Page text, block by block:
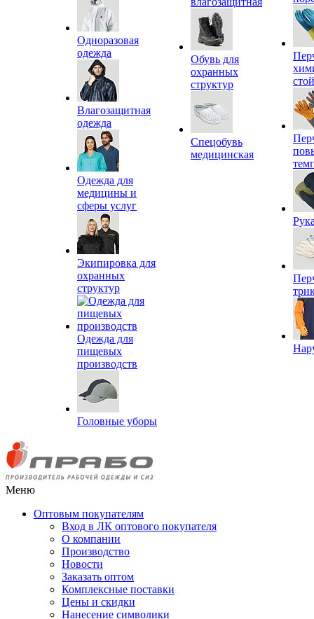
Одноразовая
одежда
Влагозащитная
одежда
Одежда для
медицины и
сферы услуг
Экипировка для
охранных
структур
Одежда для
пищевых
производств
Головные уборы
Обувь для
охранных
структур
Спецобувь
медицинская
Меню
Оптовым покупателям
Вход в ЛК оптового покупателя
О компании
Производство
Новости
Заказать оптом
Комплексные поставки
Цены и скидки
Нанесение символики